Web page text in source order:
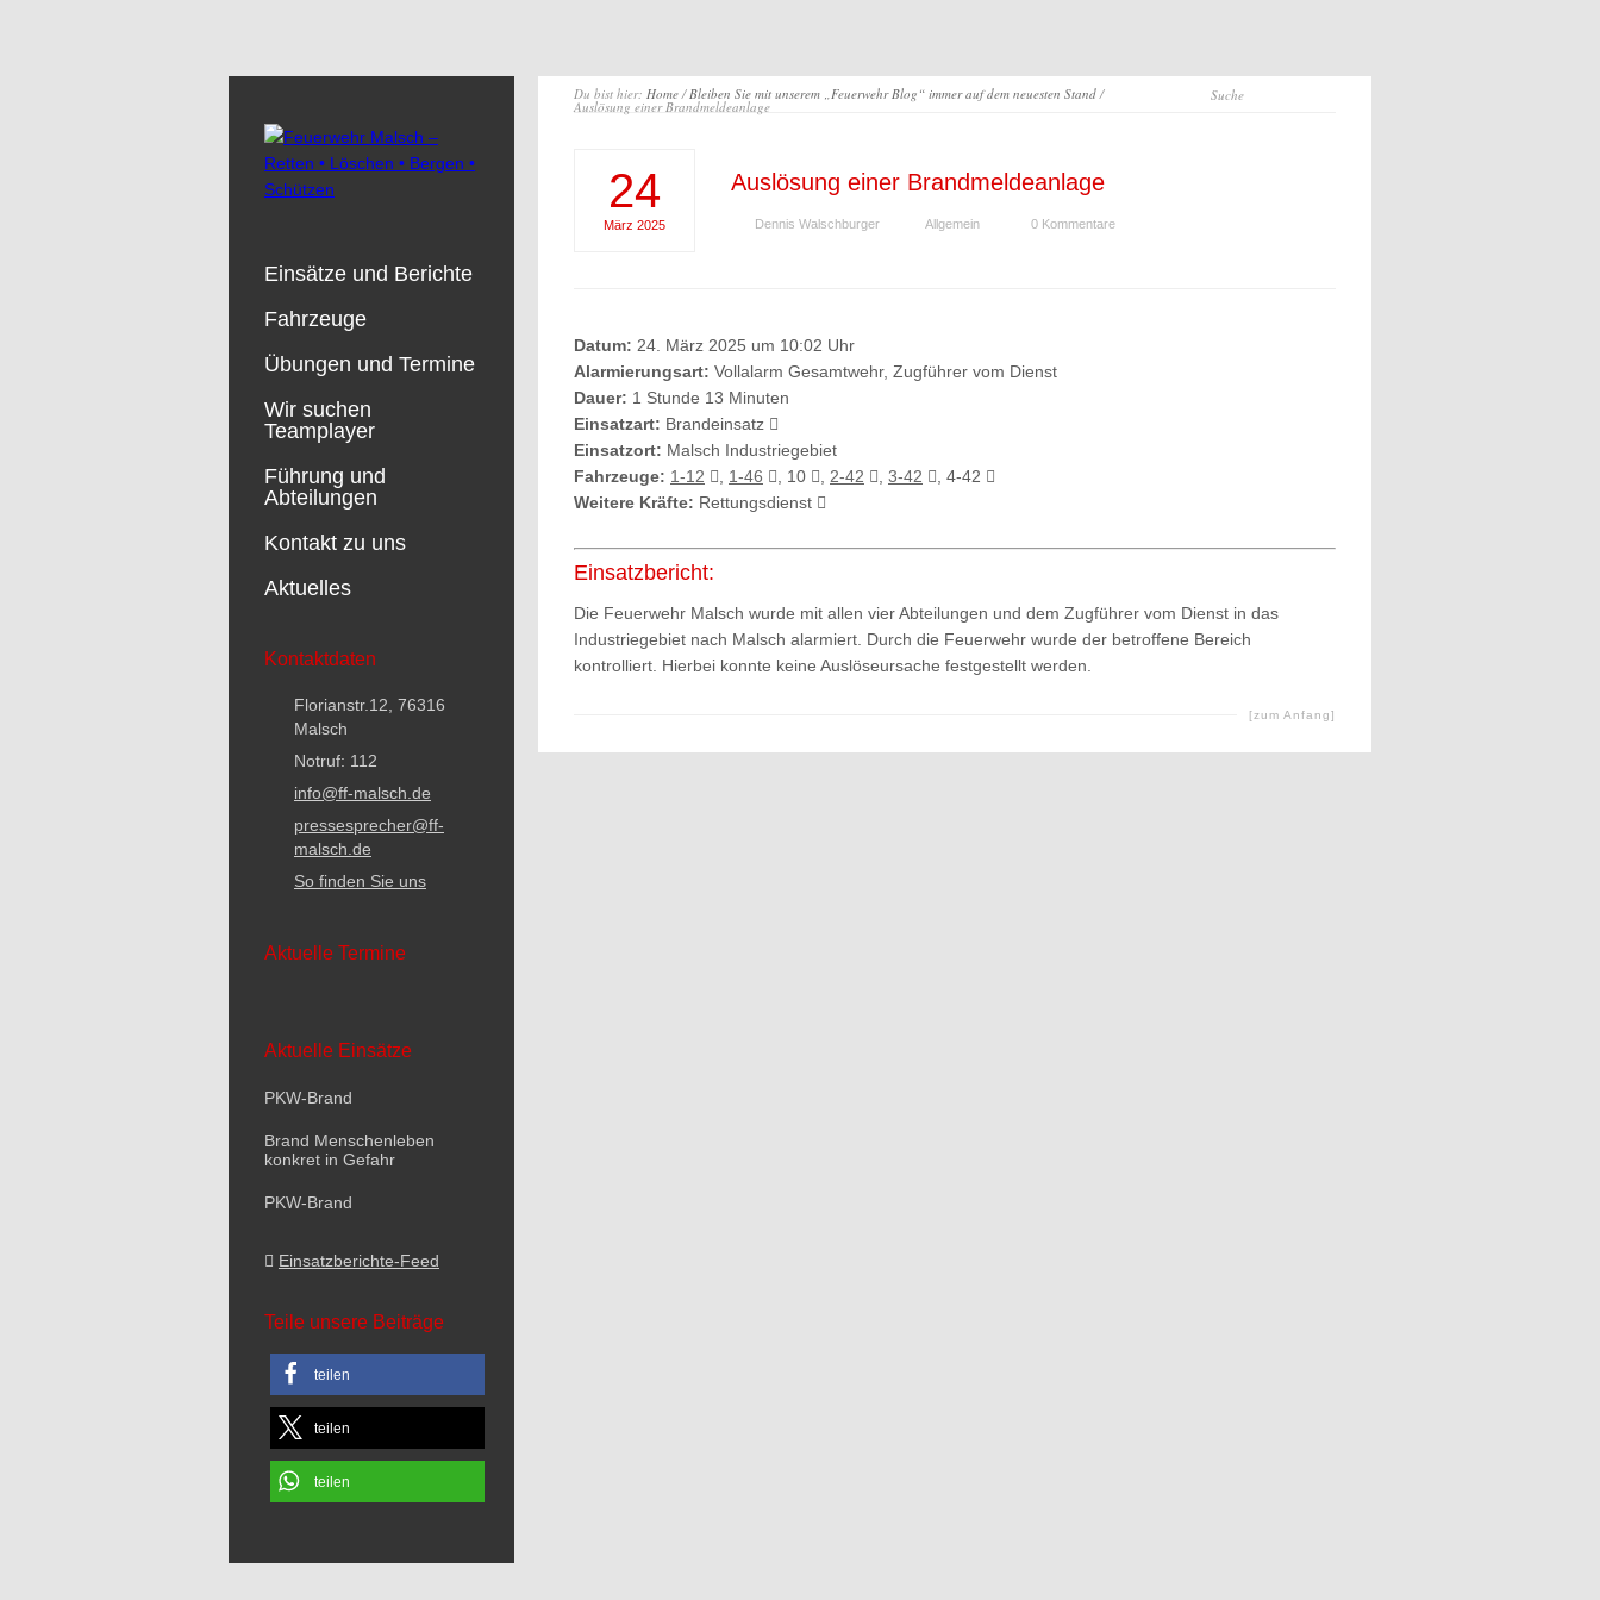
Du bist hier: Home/Bleiben Sie mit unserem „Feuerwehr Blog“ immer auf dem neuesten Stand/
Auslösung einer Brandmeldeanlage
24
März 2025
Auslösung einer Brandmeldeanlage
Dennis Walschburger Allgemein 0 Kommentare
Datum: 24. März 2025 um 10:02 Uhr
Alarmierungsart: Vollalarm Gesamtwehr, Zugführer vom Dienst
Dauer: 1 Stunde 13 Minuten
Einsatzart: Brandeinsatz
Einsatzort: Malsch Industriegebiet
Fahrzeuge: 1-12 1-46 , 10 2-42 3-42
, 4-42
Weitere Kräfte: Rettungsdienst
Einsatzbericht:
Die Feuerwehr Malsch wurde mit allen vier Abteilungen und dem Zugführer vom Dienst in das
Industriegebiet nach Malsch alarmiert. Durch die Feuerwehr wurde der betroffene Bereich
kontrolliert. Hierbei konnte keine Auslöseursache festgestellt werden.
[zum Anfang]
Einsätze und Berichte
Fahrzeuge
Übungen und Termine
Wir suchen
Teamplayer
Führung und
Abteilungen
Kontakt zu uns
Aktuelles
Kontaktdaten
Florianstr.12, 76316
Malsch
Notruf: 112
info@ff-malsch.de
pressesprecher@ff-
malsch.de
So finden Sie uns
Aktuelle Termine
Aktuelle Einsätze
PKW-Brand
Brand Menschenleben
konkret in Gefahr
PKW-Brand
Einsatzberichte-Feed
Teile unsere Beiträge
teilen
teilen
teilen